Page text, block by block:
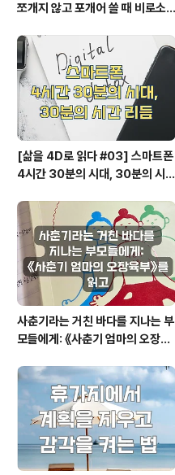
쪼개지 않고 포개어 쓸 때 비로소
[삶을 4D로 읽다 #03] 스마트폰
4시간 30분의 시대, 30분의 시간
사춘기라는 거친 바다를 지나는 부
모들에게: 《사춘기 엄마의 오장육